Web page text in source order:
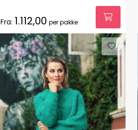
Fra: 1.112,00 per pakke